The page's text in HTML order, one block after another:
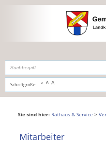
,zur Navigationoderzur
Schriftgröße A A A
Sie sind hier: Rathaus & Service >
Mitarbeiter